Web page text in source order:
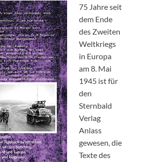
75 Jahre seit
dem Ende
des Zweiten
Weltkriegs
in Europa
am 8. Mai
1945 ist für
den
Sternbald
Verlag
Anlass
gewesen, die
Texte des